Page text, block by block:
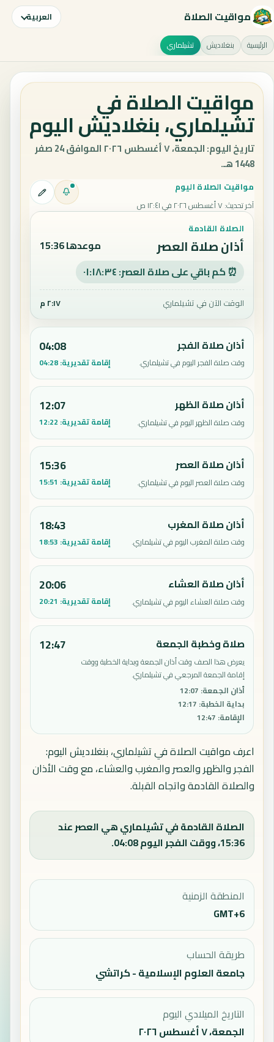
مواقيت الصلاة العربية
الرئيسية بنغلاديش تشيلماري
مواقيت الصلاة في
تشيلماري، بنغلاديش اليوم
تاريخ اليوم: الجمعة، ٧ أغسطس ٢٠٢٦ الموافق 24 صفر
1448 هـ.
مواقيت الصلاة اليوم
آخر تحديث:٧ أغسطس ٢٠٢٦ في ١٢:٤١ ص
الصلاة القادمة
أذان صلاة العصر موعدها 15:36
⏰ كم باقي على صلاة العصر: ٠١:١٨:٣٣
الوقت الآن في تشيلماري ٢:١٧ م
أذان صلاة الفجر
وقت صلاة الفجر اليوم في تشيلماري.
04:08
إقامة تقديرية:04:28
أذان صلاة الظهر
وقت صلاة الظهر اليوم في تشيلماري.
12:07
إقامة تقديرية: 12:22
أذان صلاة العصر
وقت صلاة العصر اليوم في تشيلماري.
15:36
إقامة تقديرية: 15:51
أذان صلاة المغرب
وقت صلاة المغرب اليوم في تشيلماري.
18:43
إقامة تقديرية: 18:53
أذان صلاة العشاء
وقت صلاة العشاء اليوم في تشيلماري.
20:06
إقامة تقديرية: 20:21
صلاة وخطبة الجمعة
يعرض هذا الصف وقت أذان الجمعة وبداية الخطبة ووقت
إقامة الجمعة المرجعي في تشيلماري.
أذان الجمعة:
12:07
بداية الخطبة:
12:17
الإقامة:
12:47
12:47
اعرف مواقيت الصلاة في تشيلماري، بنغلاديش اليوم:
الفجر والظهر والعصر والمغرب والعشاء، مع وقت الأذان
والصلاة القادمة واتجاه القبلة.
الصلاة القادمة في تشيلماري هي العصر عند
15:36، ووقت الفجر اليوم 04:08.
المنطقة الزمنية
GMT+6
طريقة الحساب
جامعة العلوم الإسلامية - كراتشي
التاريخ الميلادي اليوم
الجمعة، ٧ أغسطس ٢٠٢٦